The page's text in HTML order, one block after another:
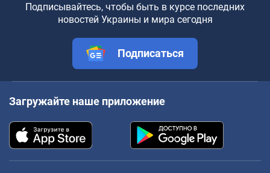
Подписывайтесь, чтобы быть в курсе последних
новостей Украины и мира сегодня
Подписаться
Загружайте наше приложение